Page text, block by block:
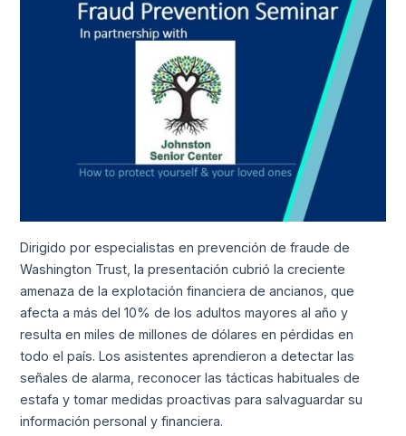
Dirigido por especialistas en prevención de fraude de
Washington Trust, la presentación cubrió la creciente
amenaza de la explotación financiera de ancianos, que
afecta a más del 10% de los adultos mayores al año y
resulta en miles de millones de dólares en pérdidas en
todo el país. Los asistentes aprendieron a detectar las
señales de alarma, reconocer las tácticas habituales de
estafa y tomar medidas proactivas para salvaguardar su
información personal y financiera.